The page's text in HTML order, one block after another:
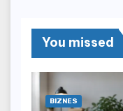
You missed
BIZNES